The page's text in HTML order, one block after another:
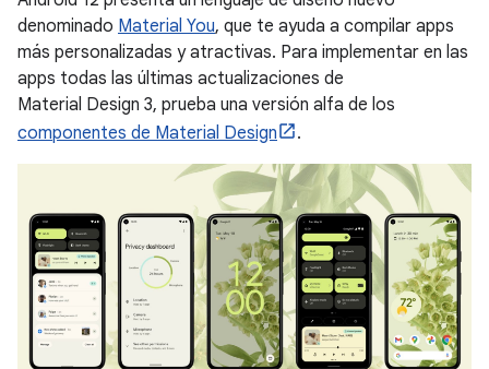
denominado Material You, que te ayuda a compilar apps
más personalizadas y atractivas. Para implementar en las
apps todas las últimas actualizaciones de
Material Design 3, prueba una versión alfa de los
componentes de Material Design
.